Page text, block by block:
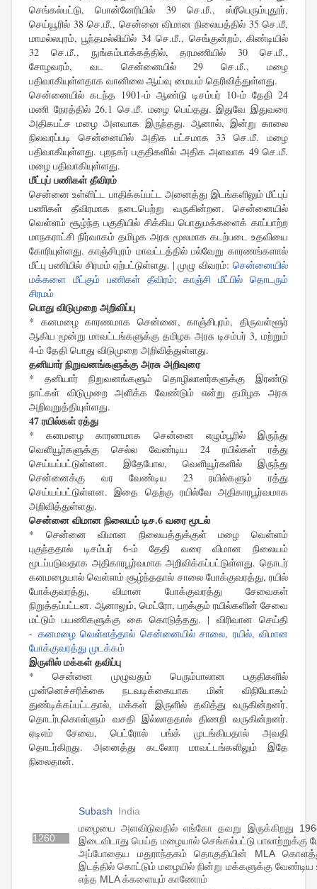
செங்கல்பட்டு, பொன்னேரியில் 39 செ.மீ., ஸ்ரீபெரும்புதூர்,
செய்யூரில் 38 செ.மீ., சென்னை விமான நிலையத்தில் 35 செ.மீ,
மாமல்லபுரம், பூந்தமல்லியில் 34 செ.மீ., செங்குன்றம், கிண்டியில்
32 செ.மீ., நுங்கம்பாக்கத்தில், தரமணியில் 30 செ.மீ.,
சோழவரம், வட சென்னையில் 29 செ.மீ., மழை
பதிவாகியுள்ளதாக வானிலை ஆய்வு மையம் தெரிவித்துள்ளது.
சென்னையில் கடந்த 1901-ம் ஆண்டு டிசம்பர் 10-ம் தேதி 24
மணி நேரத்தில் 26.1 செ.மீ. மழை பெய்தது. இதுவே இதுவரை
அதிகபட்ச மழை அளவாக இருந்தது. ஆனால், இன்று காலை
நிலவரப்படி சென்னையில் அதிக பட்சமாக 33 செ.மீ. மழை
பதிவாகியுள்ளது. புறநகர் பகுதிகளில் அதிக அளவாக 49 செ.மீ.
மழை பதிவாகியுள்ளது.
மீட்புப் பணிகள் தீவிரம்
சென்னை உள்ளிட்ட பாதிக்கப்பட்ட அனைத்து இடங்களிலும் மீட்புப்
பணிகள் தீவிரமாக நடைபெற்று வருகின்றன. சென்னையில்
வெள்ளம் சூழ்ந்த பகுதியில் சிக்கிய பொதுமக்களைக் காப்பாற்ற
மாநகராட்சி நிர்வாகம் தமிழக அரசு மூலமாக கடற்படை உதவியை
கோரியுள்ளது. காஞ்சிபுரம் மாவட்டத்தில் பல்வேறு காரணங்களால்
மீட்பு பணியில் சிரமம் ஏற்பட்டுள்ளது. | முழு விவரம்: சென்னையில்
மக்களை மீட்கும் பணிகள் தீவிரம்; காஞ்சி மீட்பில் தொடரும்
சிரமம்
பொது விடுமுறை அறிவிப்பு
* கனமழை காரணமாக சென்னை, காஞ்சிபுரம், திருவள்ளூர்
ஆகிய மூன்று மாவட்டங்களுக்கு தமிழக அரசு டிசம்பர் 3, மற்றும்
4-ம் தேதி பொது விடுமுறை அறிவித்துள்ளது.
தனியார் நிறுவனங்களுக்கு அரசு அறிவுரை
* தனியார் நிறுவனங்களும் தொழிலாளர்களுக்கு இரண்டு
நாட்கள் விடுமுறை அளிக்க வேண்டும் என்று தமிழக அரசு
அறிவுறுத்தியுள்ளது.
47 ரயில்கள் ரத்து
* கனமழை காரணமாக சென்னை எழும்பூரில் இருந்து
வெளியூர்களுக்கு செல்ல வேண்டிய 24 ரயில்கள் ரத்து
செய்யப்பட்டுள்ளன. இதேபோல, வெளியூர்களில் இருந்து
சென்னைக்கு வர வேண்டிய 23 ரயில்களும் ரத்து
செய்யப்பட்டுள்ளன. இதை தெற்கு ரயில்வே அதிகாரபூர்வமாக
அறிவித்துள்ளது.
சென்னை விமான நிலையம் டிச.6 வரை மூடல்
* சென்னை விமான நிலையத்துக்குள் மழை வெள்ளம்
புகுந்ததால் டிசம்பர் 6-ம் தேதி வரை விமான நிலையம்
மூடப்படுவதாக அதிகாரபூர்வமாக அறிவிக்கப்பட்டுள்ளது. தொடர்
கனமழையால் வெள்ளம் சூழ்ந்ததால் சாலை போக்குவரத்து, ரயில்
போக்குவரத்து, விமான போக்குவரத்து சேவைகள்
நிறுத்தப்பட்டன. ஆனாலும், மெட்ரோ, பறக்கும் ரயில்களின் சேவை
மட்டும் பயணிகளுக்கு கை கொடுத்தது. | விரிவான செய்தி
- கனமழை வெள்ளத்தால் சென்னையில் சாலை, ரயில், விமான
போக்குவரத்து முடக்கம்
இருளில் மக்கள் தவிப்பு
* சென்னை முழுவதும் பெரும்பாலான பகுதிகளில்
முன்னெச்சரிக்கை நடவடிக்கையாக மின் விநியோகம்
துண்டிக்கப்பட்டதால், மக்கள் இருளில் தவித்து வருகின்றனர்.
தொடர்புகொள்ளும் வசதி இல்லாததால் திணறி வருகின்றனர்.
ஏடிஎம் சேவை, பெட்ரோல் பங்க் முடங்கியதால் அவதி
தொடர்கிறது. அனைத்து கடலோர மாவட்டங்களிலும் இதே
நிலைதான்.
Subash
India
மழையை அளவிடுவதில் எங்கோ தவறு இருக்கிறது
இடைவிடாது பெய்த மழையால் செங்கல்பட்டு
அப்போதைய மதுராந்தகம் தொகுதியின் MLA
இடத்தில் கொட்டும் மழையில் நின்று மக்களுக்கு
எந்த MLA க்களையும் காணோம்
1260